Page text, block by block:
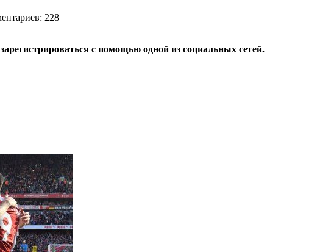
228
с помощью одной из социальных сетей.